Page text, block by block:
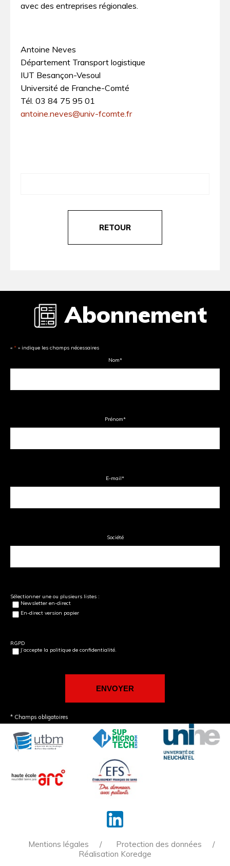
avec des entreprises régionales.
Antoine Neves
Département Transport logistique
IUT Besançon-Vesoul
Université de Franche-Comté
Tél. 03 84 75 95 01
antoine.neves@univ-fcomte.fr
RETOUR
Abonnement
« * » indique les champs nécessaires
Nom*
Prénom*
E-mail*
Société
Sélectionner une ou plusieurs listes :
Newsletter en-direct
En-direct version papier
RGPD
J’accepte la politique de confidentialité.
* Champs obligatoires
Mentions légales
Protection des données
Réalisation Koredge